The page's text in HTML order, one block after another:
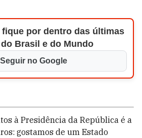
fique por dentro das últimas
Brasil e do Mundo
Seguir no Google
à Presidência da República é a
gostamos de um Estado